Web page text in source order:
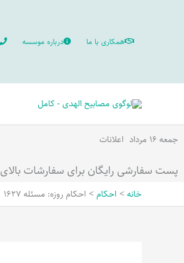
همکاری با ما درباره موسسه
جمعه ۱۶ مرداد اعلانات
پست سفارشی رایگان برای سفارشات بالای ۳۰۰.۰۰۰ تومان
خانه احکام احکام روزه: مسئله 1627